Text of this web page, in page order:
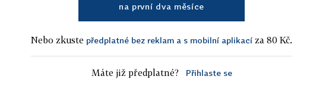
na první dva měsíce
Nebo zkuste předplatné bez reklam a s mobilní aplikací za 80 Kč.
Máte již předplatné? Přihlaste se